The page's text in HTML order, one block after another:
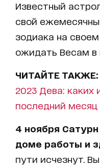
Известный
свой
зодиака на своем
ожидать Весам в
ЧИТАЙТЕ ТАКЖЕ:
2023 Дева: каких
последний месяц
4 ноября
доме работы и
пути исчезнут.